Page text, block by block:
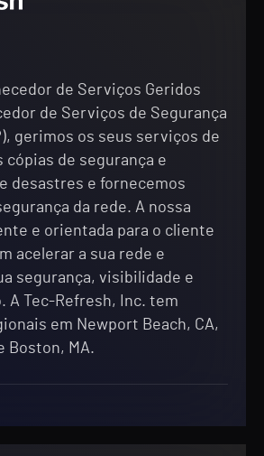
de Serviços Geridos
de Serviços de Segurança
gerimos os seus serviços de
cópias de segurança e
desastres e fornecemos
da rede. A nossa
e orientada para o cliente
acelerar a sua rede e
segurança, visibilidade e
A Tec-Refresh, Inc. tem
em Newport Beach, CA,
Boston, MA.